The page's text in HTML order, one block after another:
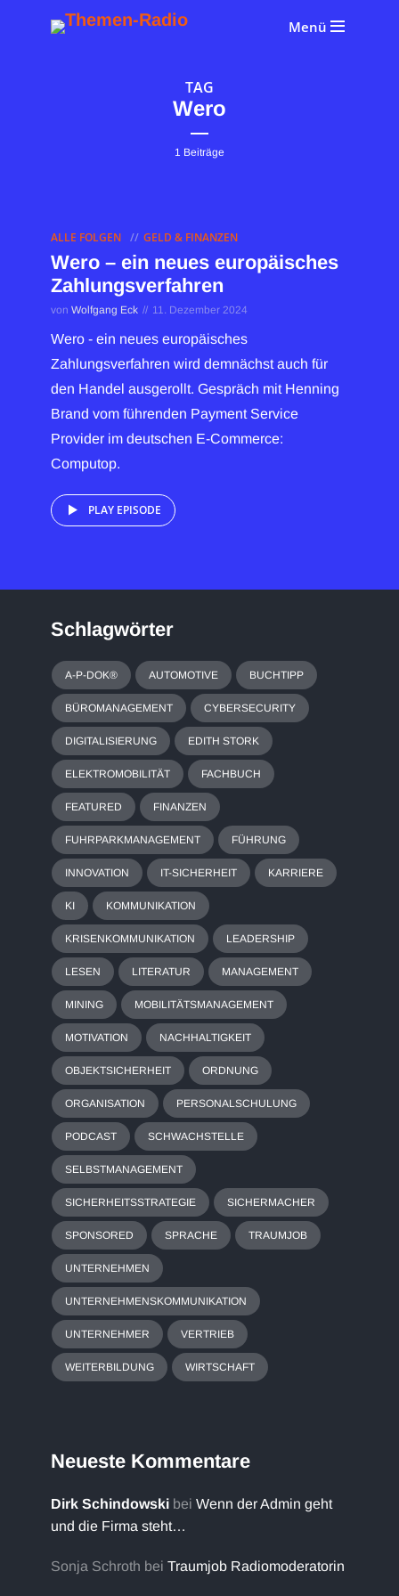
Menü
TAG
Wero
1 Beiträge
ALLE FOLGEN GELD & FINANZEN
Wero – ein neues europäisches
Zahlungsverfahren
von Wolfgang Eck 11. Dezember 2024
Wero - ein neues europäisches
Zahlungsverfahren wird demnächst auch für
den Handel ausgerollt. Gespräch mit Henning
Brand vom führenden Payment Service
Provider im deutschen E-Commerce:
Computop.
PLAY EPISODE
Schlagwörter
A-P-DOK® AUTOMOTIVE BUCHTIPP
BÜROMANAGEMENT CYBERSECURITY
DIGITALISIERUNG EDITH STORK
ELEKTROMOBILITÄT FACHBUCH
FEATURED FINANZEN
FUHRPARKMANAGEMENT FÜHRUNG
INNOVATION IT-SICHERHEIT KARRIERE
KI KOMMUNIKATION
KRISENKOMMUNIKATION LEADERSHIP
LESEN LITERATUR MANAGEMENT
MINING MOBILITÄTSMANAGEMENT
MOTIVATION NACHHALTIGKEIT
OBJEKTSICHERHEIT ORDNUNG
ORGANISATION PERSONALSCHULUNG
PODCAST SCHWACHSTELLE
SELBSTMANAGEMENT
SICHERHEITSSTRATEGIE SICHERMACHER
SPONSORED SPRACHE TRAUMJOB
UNTERNEHMEN
UNTERNEHMENSKOMMUNIKATION
UNTERNEHMER VERTRIEB
WEITERBILDUNG WIRTSCHAFT
Neueste Kommentare
Dirk Schindowski bei Wenn der Admin geht
und die Firma steht…
Sonja Schroth bei Traumjob Radiomoderatorin